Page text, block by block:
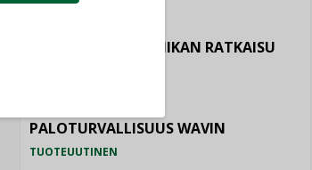
ILMASTOINTITEKNIIKAN RATKAISU
PALOTURVALLISUUS WAVIN
TUOTEUUTINEN